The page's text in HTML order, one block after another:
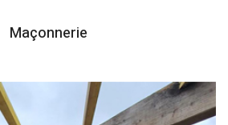
Maçonnerie